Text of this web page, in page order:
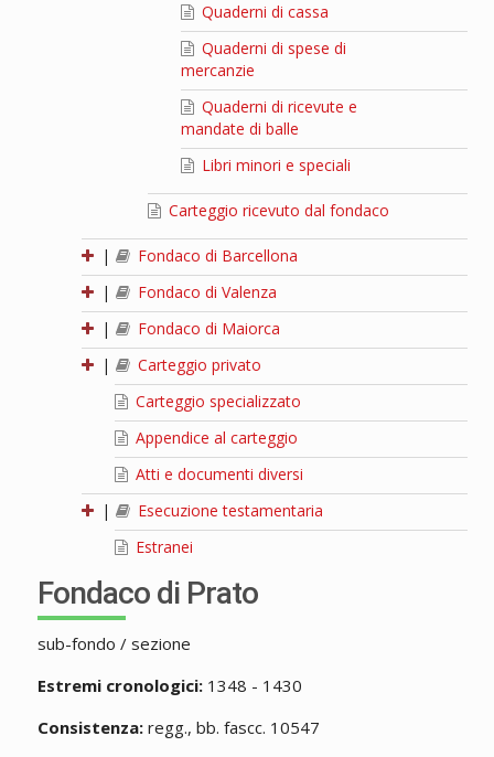
Quaderni di cassa
Quaderni di spese di
mercanzie
Quaderni di ricevute e
mandate di balle
Libri minori e speciali
Carteggio ricevuto dal fondaco
|
Fondaco di Barcellona
|
Fondaco di Valenza
|
Fondaco di Maiorca
|
Carteggio privato
Carteggio specializzato
Appendice al carteggio
Atti e documenti diversi
|
Esecuzione testamentaria
Estranei
Fondaco di Prato
sub-fondo / sezione
Estremi cronologici:1348 - 1430
Consistenza:regg., bb. fascc. 10547